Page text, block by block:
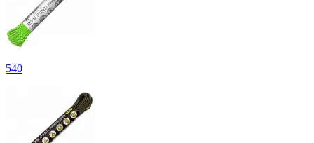
540